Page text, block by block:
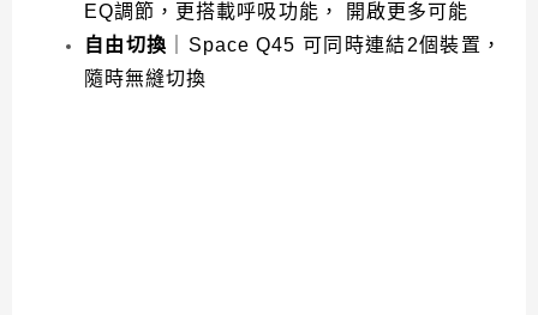
EQ調節，更搭載呼吸功能， 開啟更多可能
自由切換 ｜Space Q45 可同時連結2個裝置，
隨時無縫切換